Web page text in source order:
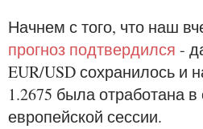
Начнем с того, что наш
прогноз подтвердился -
EUR/USD сохранилось и
1.2675 была отработана
европейской сессии.